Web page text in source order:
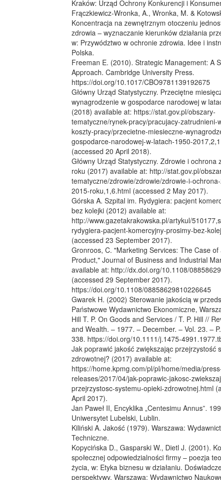
Kraków: Urząd Ochrony Konkurencji i
Frączkiewicz-Wronka, A., Wronka, M. &
Koncentracja na zewnętrznym otoczeniu
zdrowia – wyznaczanie kierunków działania
w: Przywództwo w ochronie zdrowia. Idee i
Polska.
Freeman E. (2010). Strategic Management: A
Approach. Cambridge University Press.
https://doi.org/10.1017/CBO9781139192675
Główny Urząd Statystyczny. Przeciętne
wynagrodzenie w gospodarce narodowej w
(2018) available at: https://stat.gov.pl/obszary-
tematyczne/rynek-pracy/pracujacy-zatrudnieni-
koszty-pracy/przecietne-miesieczne-
gospodarce-narodowej-w-latach-1950-
(accessed 20 April 2018).
Główny Urząd Statystyczny. Zdrowie i ochrona
roku (2017) available at: http://stat.gov.pl/
tematyczne/zdrowie/zdrowie/zdrowie-i-
2015-roku,1,6.html (accessed 2 May 2017).
Górska A. Szpital im. Rydygiera: pacjent
bez kolejki (2012) available at:
http://www.gazetakrakowska.pl/artykul/
rydygiera-pacjent-komercyjny-prosimy-bez-
(accessed 23 September 2017).
Gronroos, C. "Marketing Services: The Case of
Product," Journal of Business and Industrial
available at: http://dx.doi.org/10.1108/
(accessed 29 September 2017).
https://doi.org/10.1108/08858629810226645
Gwarek H. (2002) Sterowanie jakością w
Państwowe Wydawnictwo Ekonomiczne,
Hill T. P. On Goods and Services / T. P. Hill //
and Wealth. – 1977. – December. – Vol. 23. –
338. https://doi.org/10.1111/j.1475-
Jak poprawić jakość zwiększając przejrzystość
zdrowotnej? (2017) available at:
https://home.kpmg.com/pl/pl/home/media/
releases/2017/04/jak-poprawic-jakosc-
przejrzystosc-systemu-opieki-zdrowotnej.html
April 2017).
Jan Paweł II, Encyklika „Centesimu Annus”.
Uniwersytet Lubelski, Lublin.
Kiliński A. Jakość (1979). Warszawa:
Techniczne.
Kopycińska D., Gasparski W., Dietl J. (2001).
społecznej odpowiedzialności firmy – poezja
życia, w: Etyka biznesu w działaniu.
perspektywy. Warszawa: Wydawnictwo